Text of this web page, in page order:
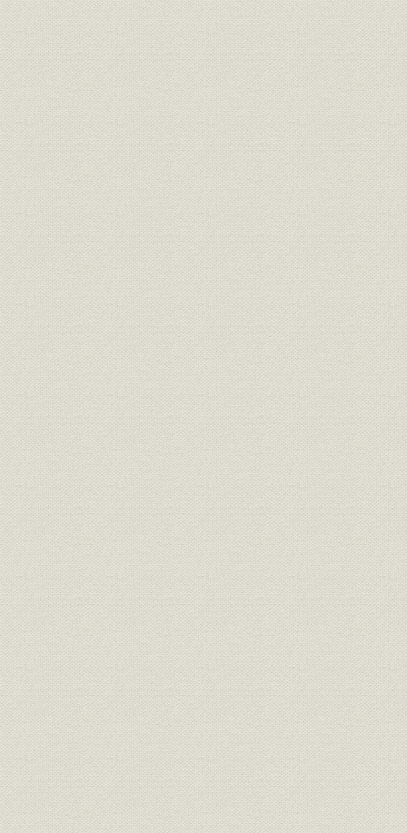
1―復興期の日本経済
1. 経済民主化政策と社会的混乱
2. 戦時補償打切りと金融緊急措置令
3. 傾斜生産方式と復興金融金庫
2―戦後金融制度の整備
1. 金融制度の再編成
2. 復興期の金融政策
3―山口県経済の復興
1. 終戦と社会の混乱
2. 農業の再生と近代化
3. 水産業の復興
4. 山口炭田の復活
5. 産業経済の崩壊と復興
6. 県内金融動向
第2節 当行の再建整備
1―金融機関の再建整備
1. 金融緊急措置令などの実施
2. 新円切換の当行への影響
3. 封鎖預金の分離と新旧勘定の分離
4. 再建整備の経過
2―当行の再建整備
1. 新旧勘定の分離